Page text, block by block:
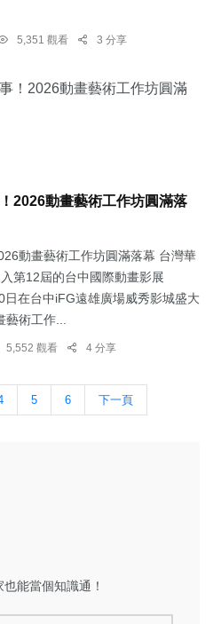
5,351 觀看 3 分享
2026動畫藝術工作坊圓滿落
動畫藝術工作坊圓滿落幕 台灣華
第12屆的台中國際動畫影展
日在台中iFG遠雄廣場威秀影城盛大
藝術工作...
5,552 觀看 4 分享
5 6 下一頁
能當個知識通！